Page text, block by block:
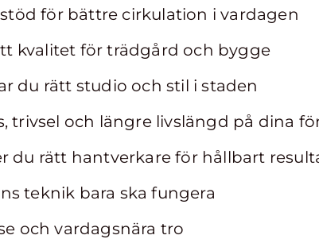
för bättre cirkulation i vardagen
kvalitet för trädgård och bygge
du rätt studio och stil i staden
trivsel och längre livslängd på dina
du rätt hantverkare för hållbart
teknik bara ska fungera
och vardagsnära tro